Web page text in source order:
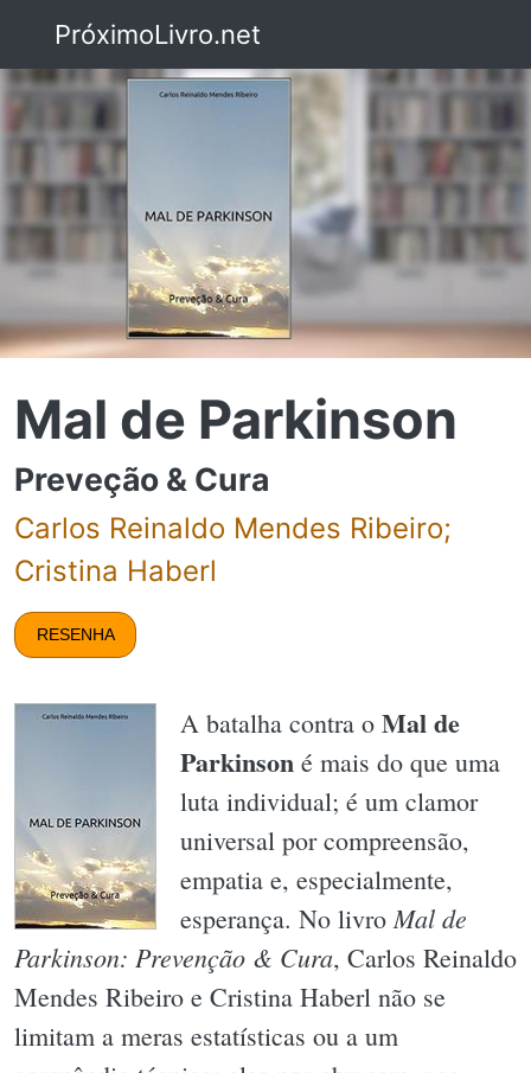
PróximoLivro.net
Mal de Parkinson
Preveção & Cura
Carlos Reinaldo Mendes Ribeiro;
Cristina Haberl
RESENHA
A batalha contra o Mal de
Parkinson é mais do que uma
luta individual; é um clamor
universal por compreensão,
empatia e, especialmente,
esperança. No livroMal de
Parkinson: Prevenção & Cura, Carlos Reinaldo
Mendes Ribeiro e Cristina Haberl não se
limitam a meras estatísticas ou a um